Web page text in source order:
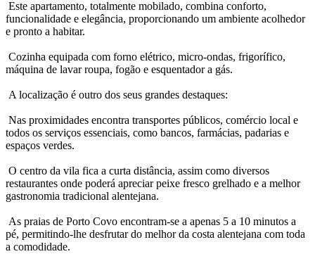
Este apartamento, totalmente mobilado, combina conforto,
funcionalidade e elegância, proporcionando um ambiente acolhedor
e pronto a habitar.
Cozinha equipada com forno elétrico, micro-ondas, frigorífico,
máquina de lavar roupa, fogão e esquentador a gás.
A localização é outro dos seus grandes destaques:
Nas proximidades encontra transportes públicos, comércio local e
todos os serviços essenciais, como bancos, farmácias, padarias e
espaços verdes.
O centro da vila fica a curta distância, assim como diversos
restaurantes onde poderá apreciar peixe fresco grelhado e a melhor
gastronomia tradicional alentejana.
As praias de Porto Covo encontram-se a apenas 5 a 10 minutos a
pé, permitindo-lhe desfrutar do melhor da costa alentejana com toda
a comodidade.